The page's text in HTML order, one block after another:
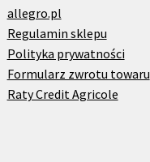
allegro.pl
Regulamin sklepu
Polityka prywatności
Formularz zwrotu towaru
Raty Credit Agricole